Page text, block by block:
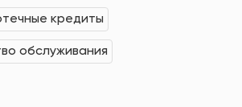
кредиты
обслуживания